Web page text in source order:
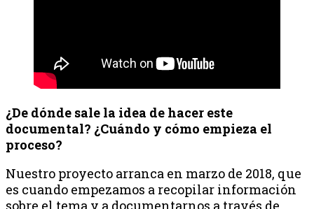
¿De dónde sale la idea de hacer este
documental? ¿Cuándo y cómo empieza el
proceso?
Nuestro proyecto arranca en marzo de 2018, que
es cuando empezamos a recopilar información